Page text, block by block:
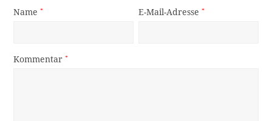
Name* E-Mail-Adresse*
Kommentar*